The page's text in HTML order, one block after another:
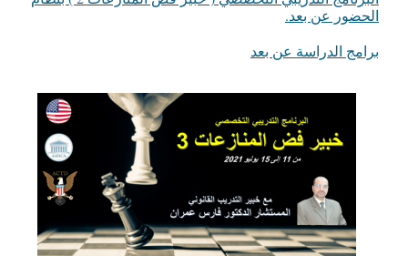
الحضور عن بعد.
في ما يتعلق بما يأتي
برامج الدراسة عن بعد